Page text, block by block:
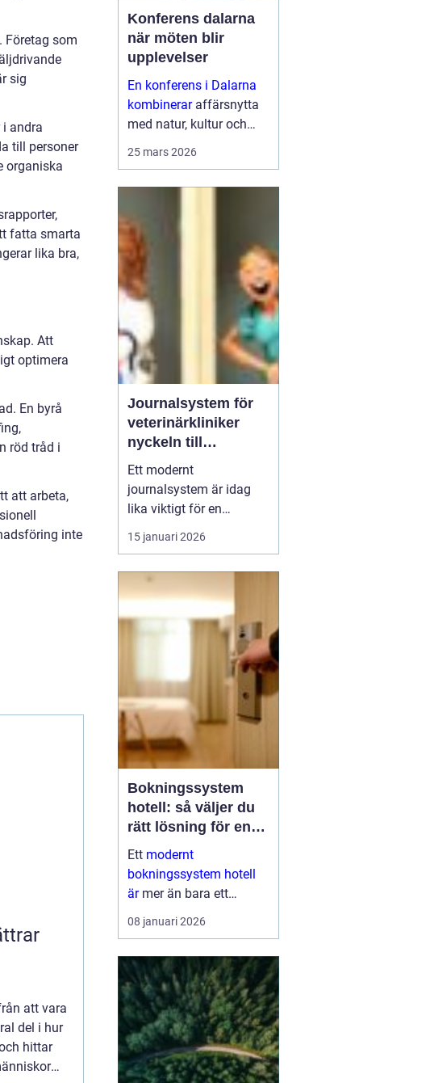
Företag som
sig
andra
till personer
organiska
fatta smarta
lika bra,
Att
optimera
En byrå
röd tråd i
att arbeta,
inte
att vara
del i hur
hittar
Konferens dalarna
när möten blir
upplevelser
En konferens i Dalarna
kombineraraffärsnytta
med natur, kultur och
fokus, sammanhållning
och ny energ...
25 mars 2026
Journalsystem för
veterinärkliniker
nyckeln till
smidigare vardag
och säkrare vård
Ett modernt
journalsystem är idag
lika viktigt för en
veterinärklinik som
röntgenutrustning och
kundkontakt och
administration samlas i
samma digitala flöde blir
arbetet både snabbare
djurägaren märks det
som...
15 januari 2026
Bokningssystem
hotell: så väljer du
rätt lösning för en
modern
gästupplevelse
Ett modernt
bokningssystem hotell
ärmer än bara ett
verktyg för att fylla rum.
För många anläggningar
verksamheten. När
bokni...
08 januari 2026